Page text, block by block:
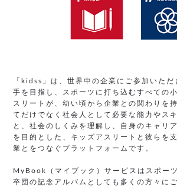
「kidss」は、世界中の企業にご参加いただ
手を目指し、スポーツに打ち込むすべての
スリートが、幼い頃から企業との関わりを
てだけでなく社会人として必要な能力やス
と、社会のしくみを理解し、自身のキャリ
を目的とした、キッズアスリートと彼らを
業とをつなぐプラットフォームです。
MyBook（マイブック）サービスはスポー
卒団の記念アルバムとしても多くの方々に